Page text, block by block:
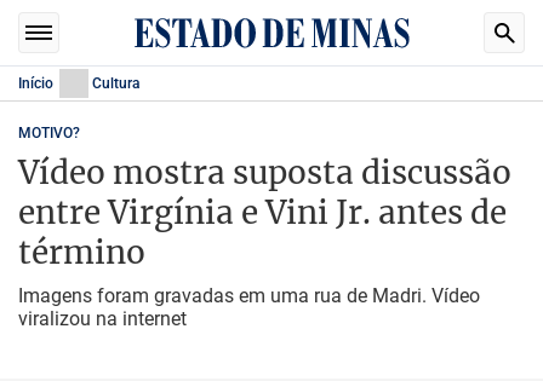
Início Cultura
MOTIVO?
Vídeo mostra suposta discussão
entre Virgínia e Vini Jr. antes de
término
Imagens foram gravadas em uma rua de Madri. Vídeo
viralizou na internet